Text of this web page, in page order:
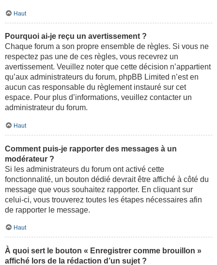
Haut
Pourquoi ai-je reçu un avertissement ?
Chaque forum a son propre ensemble de règles. Si vous ne
respectez pas une de ces règles, vous recevrez un
avertissement. Veuillez noter que cette décision n’appartient
qu’aux administrateurs du forum, phpBB Limited n’est en
aucun cas responsable du règlement instauré sur cet
espace. Pour plus d’informations, veuillez contacter un
administrateur du forum.
Haut
Comment puis-je rapporter des messages à un
modérateur ?
Si les administrateurs du forum ont activé cette
fonctionnalité, un bouton dédié devrait être affiché à côté du
message que vous souhaitez rapporter. En cliquant sur
celui-ci, vous trouverez toutes les étapes nécessaires afin
de rapporter le message.
Haut
À quoi sert le bouton « Enregistrer comme brouillon »
affiché lors de la rédaction d’un sujet ?